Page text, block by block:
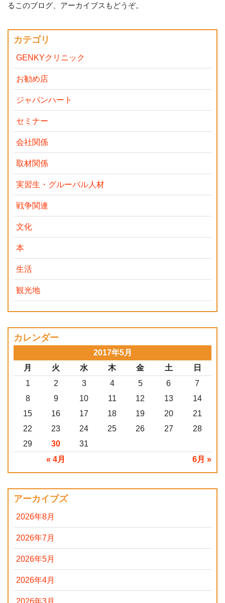
るこのブログ、アーカイブスもどうぞ。
カテゴリ
GENKYクリニック
お勧め店
ジャパンハート
セミナー
会社関係
取材関係
実習生・グルーバル人材
戦争関連
文化
本
生活
観光地
カレンダー
2017年5月
月
火 水 木 金 土 日
« 4月 6月 »
1 2 3 4 5 6
7
8
9 10 11 12 13
14
15
16 17 18 19 20
21
22
23 24 25 26 27
28
29
30 31
アーカイブズ
2026年8月
2026年7月
2026年5月
2026年4月
2026年3月